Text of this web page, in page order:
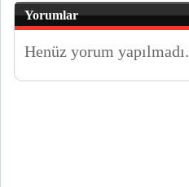
Yorumlar
Henüz yorum yapılmadı.